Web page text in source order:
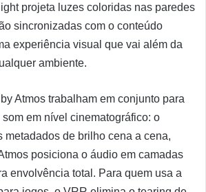
projeta luzes coloridas nas paredes
sincronizadas com o conteúdo
experiência visual que vai além da
ambiente.
Atmos trabalham em conjunto para
em nível cinematográfico: o
metadados de brilho cena a cena,
posiciona o áudio em camadas
envolvência total. Para quem usa a